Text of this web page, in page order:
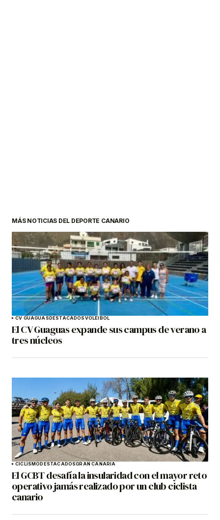
MÁS NOTICIAS DEL DEPORTE CANARIO
CV GUAGUASDESTACADOSVOLEIBOL
El CV Guaguas expande sus campus de verano a
tres núcleos
CICLISMODESTACADOSGRAN CANARIA
El GCBT desafía la insularidad con el mayor reto
operativo jamás realizado por un club ciclista
canario